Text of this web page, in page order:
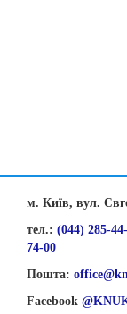
м. Київ, вул.
тел.: (044) 285-
74-00
Пошта:
Facebook